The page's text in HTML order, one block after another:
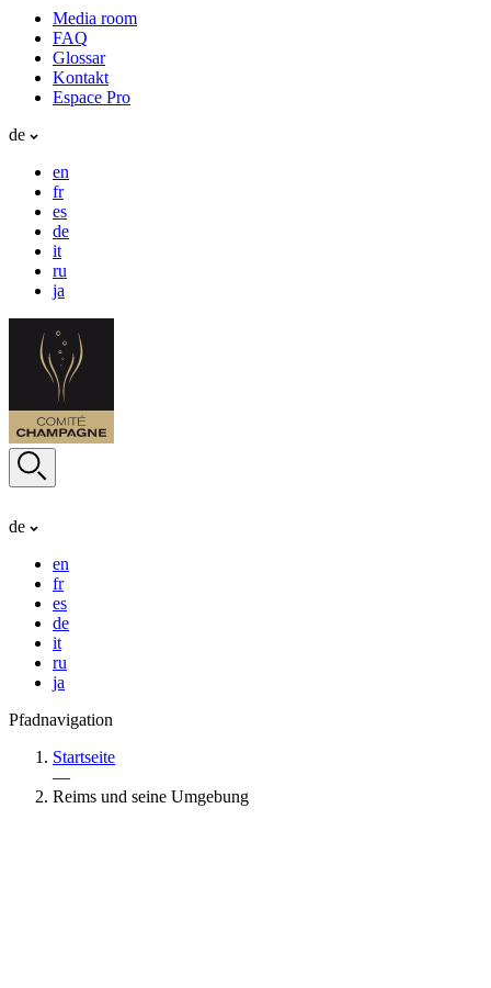
Media room
FAQ
Glossar
Kontakt
Espace Pro
de
en
fr
es
de
it
ru
ja
de
en
fr
es
de
it
ru
ja
Pfadnavigation
Startseite
—
Reims und seine Umgebung